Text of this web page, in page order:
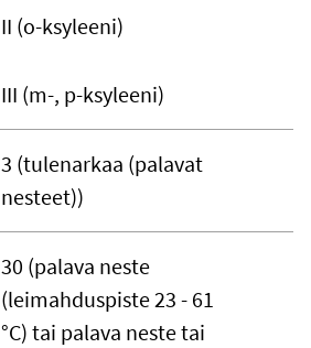
II (o-ksyleeni)
III (m-, p-ksyleeni)
3 (tulenarkaa (palavat
nesteet))
30 (palava neste
(leimahduspiste 23 - 61
°C) tai palava neste tai